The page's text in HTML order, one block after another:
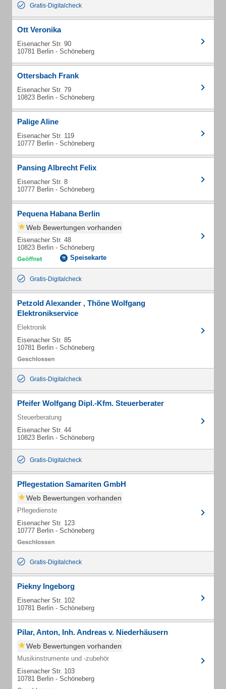
Gratis-Digitalcheck
Ott Veronika
Eisenacher Str. 90
10781 Berlin - Schöneberg
Ottersbach Frank
Eisenacher Str. 79
10823 Berlin - Schöneberg
Palige Aline
Eisenacher Str. 119
10777 Berlin - Schöneberg
Pansing Albrecht Felix
Eisenacher Str. 8
10777 Berlin - Schöneberg
Pequena Habana Berlin
Web Bewertungen vorhanden
Eisenacher Str. 48
10823 Berlin - Schöneberg
Speisekarte
Gratis-Digitalcheck
Petzold Alexander , Thöne Wolfgang
Elektronikservice
Elektronik
Eisenacher Str. 85
10781 Berlin - Schöneberg
Gratis-Digitalcheck
Pfeifer Wolfgang Dipl.-Kfm. Steuerberater
Steuerberatung
Eisenacher Str. 44
10823 Berlin - Schöneberg
Gratis-Digitalcheck
Pflegestation Samariten GmbH
Web Bewertungen vorhanden
Pflegedienste
Eisenacher Str. 123
10777 Berlin - Schöneberg
Gratis-Digitalcheck
Piekny Ingeborg
Eisenacher Str. 102
10781 Berlin - Schöneberg
Pilar, Anton, Inh. Andreas v. Niederhäusern
Web Bewertungen vorhanden
Musikinstrumente und -zubehör
Eisenacher Str. 103
10781 Berlin - Schöneberg